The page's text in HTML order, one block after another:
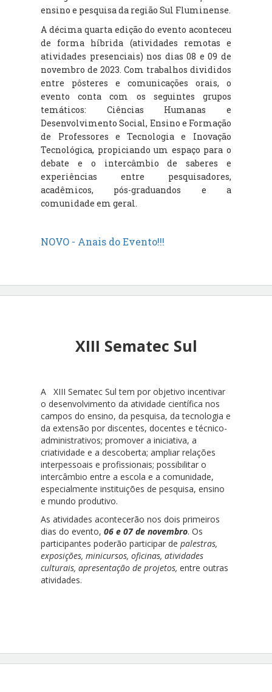
ensino e pesquisa da região Sul Fluminense.
A décima quarta edição do evento aconteceu
de forma híbrida (atividades remotas e
atividades presenciais) nos dias 08 e 09 de
novembro de 2023. Com trabalhos divididos
entre pôsteres e comunicações orais, o
evento conta com os seguintes grupos
temáticos: Ciências Humanas e
Desenvolvimento Social, Ensino e Formação
de Professores e Tecnologia e Inovação
Tecnológica, propiciando um espaço para o
debate e o intercâmbio de saberes e
experiências entre pesquisadores,
acadêmicos, pós-graduandos e a
comunidade em geral.
NOVO - Anais do Evento!!!
XIII Sematec Sul
A XIII Sematec Sul tem por objetivo incentivar
o desenvolvimento da atividade científica nos
campos do ensino, da pesquisa, da tecnologia e
da extensão por discentes, docentes e técnico-
administrativos; promover a iniciativa, a
criatividade e a descoberta; ampliar relações
interpessoais e profissionais; possibilitar o
intercâmbio entre a escola e a comunidade,
especialmente instituições de pesquisa, ensino
e mundo produtivo.
As atividades acontecerão nos dois primeiros
dias do evento,06 e 07 de novembro. Os
participantes poderão participar depalestras,
exposições, minicursos, oficinas, atividades
culturais, apresentação de projetos,entre outras
atividades.